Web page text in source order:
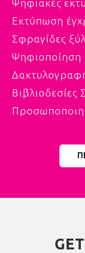
Ψηφιακές
Εκτύπωση
Σφραγίδες
Ψηφιοποίηση